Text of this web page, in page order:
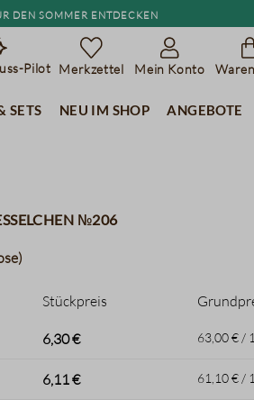
den Sommer entdecken
Pilot Merkzettel Mein Konto
Sets Neu im Shop Angebote
№206
Stückpreis
6,30 € 63,00 € /
6,11 € 61,10 € /